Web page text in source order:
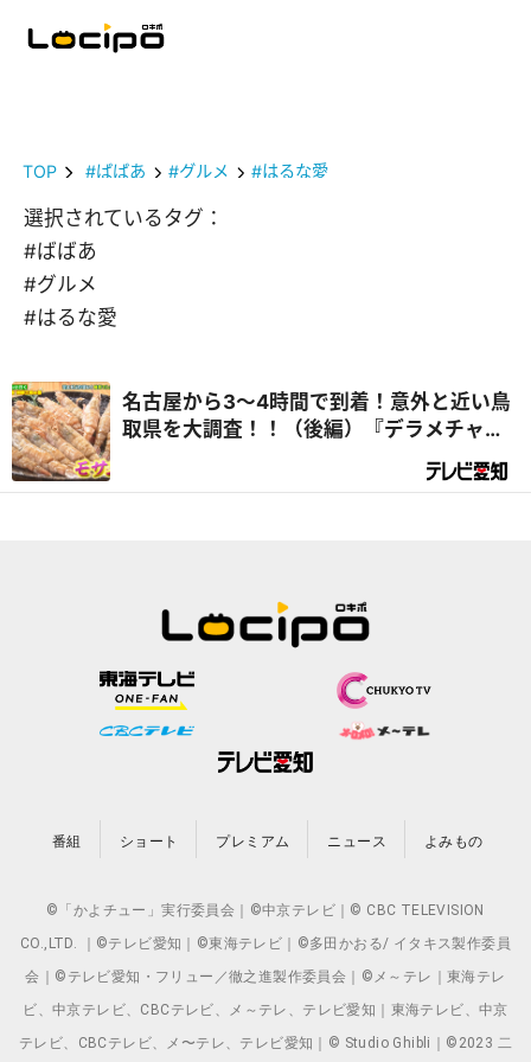
TOP #ばばあ #グルメ #はるな愛
選択されているタグ：
#ばばあ
#グルメ
#はるな愛
名古屋から3～4時間で到着！意外と近い鳥
取県を大調査！！（後編）『デラメチャ気
番組 ショート プレミアム ニュース よみもの
©「かよチュー」実行委員会｜©中京テレビ｜© CBC TELEVISION
CO.,LTD. ｜©テレビ愛知｜©東海テレビ｜©多田かおる/ イタキス製作委員
会｜©テレビ愛知・フリュー／徹之進製作委員会｜©メ～テレ｜東海テレ
ビ、中京テレビ、CBCテレビ、メ～テレ、テレビ愛知｜東海テレビ、中京
テレビ、CBCテレビ、メ〜テレ、テレビ愛知｜© Studio Ghibli｜©2023 二